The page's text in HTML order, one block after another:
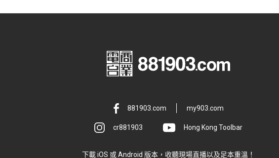
881903.com my903.com
cr881903 Hong Kong Toolbar
下載 iOS 或 Android 版本，收聽現場直播以及足本重溫！